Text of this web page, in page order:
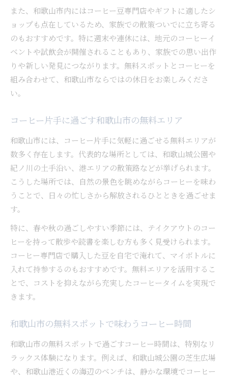
また、和歌山市内にはコーヒー豆専門店やギフトに適したシ
ョップも点在しているため、家族での散策ついでに立ち寄る
のもおすすめです。特に週末や連休には、地元のコーヒーイ
ベントや試飲会が開催されることもあり、家族での思い出作
りや新しい発見につながります。無料スポットとコーヒーを
組み合わせて、和歌山市ならではの休日をお楽しみくださ
い。
コーヒー片手に過ごす和歌山市の無料エリア
和歌山市には、コーヒー片手に気軽に過ごせる無料エリアが
数多く存在します。代表的な場所としては、和歌山城公園や
紀ノ川の土手沿い、港エリアの散策路などが挙げられます。
こうした場所では、自然の景色を眺めながらコーヒーを味わ
うことで、日々の忙しさから解放されるひとときを過ごせま
す。
特に、春や秋の過ごしやすい季節には、テイクアウトのコー
ヒーを持って散歩や読書を楽しむ方も多く見受けられます。
コーヒー専門店で購入した豆を自宅で淹れて、マイボトルに
入れて持参するのもおすすめです。無料エリアを活用するこ
とで、コストを抑えながら充実したコーヒータイムを実現で
きます。
和歌山市の無料スポットで味わうコーヒー時間
和歌山市の無料スポットで過ごすコーヒー時間は、特別なリ
ラックス体験になります。例えば、和歌山城公園の芝生広場
や、和歌山港近くの海辺のベンチは、静かな環境でコーヒー